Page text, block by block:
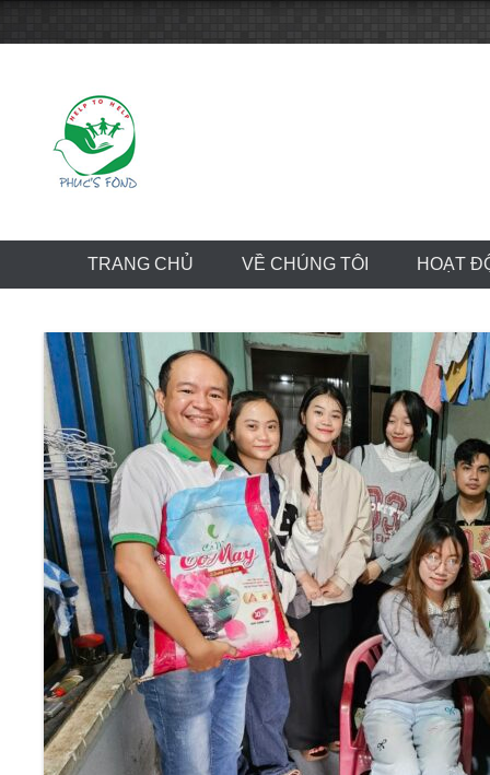
TRANG CHỦ VỀ CHÚNG TÔI HOẠT